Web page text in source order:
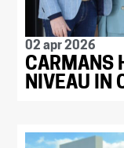
02 apr 2026
CARMANS
NIVEAU IN